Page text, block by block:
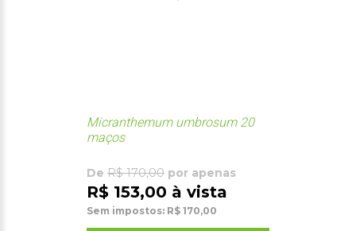
Micranthemum umbrosum 20
maços
De R$ 170,00 por apenas
R$ 153,00 à vista
Sem impostos: R$ 170,00